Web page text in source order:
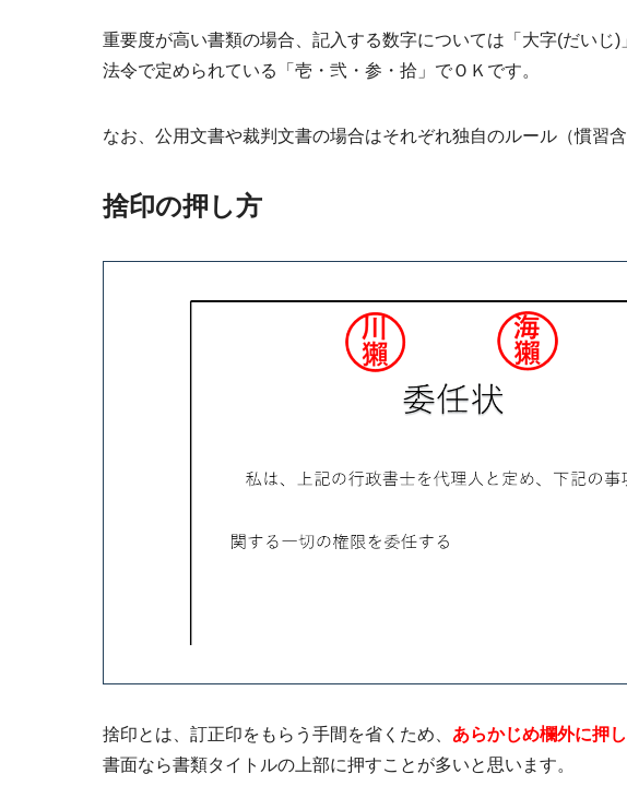
重要度が高い書類の場合、記入する数字については「 大字(だいじ)
法令で定められている「壱・弐・参・拾」でＯＫです。
なお、公用文書や裁判文書の場合はそれぞれ独自のルール（慣習
捨印の押し方
捨印とは、 訂正印をもらう手間を省くため あらかじめ欄外に押し
書面なら書類タイトルの上部に押すことが多いと思います。